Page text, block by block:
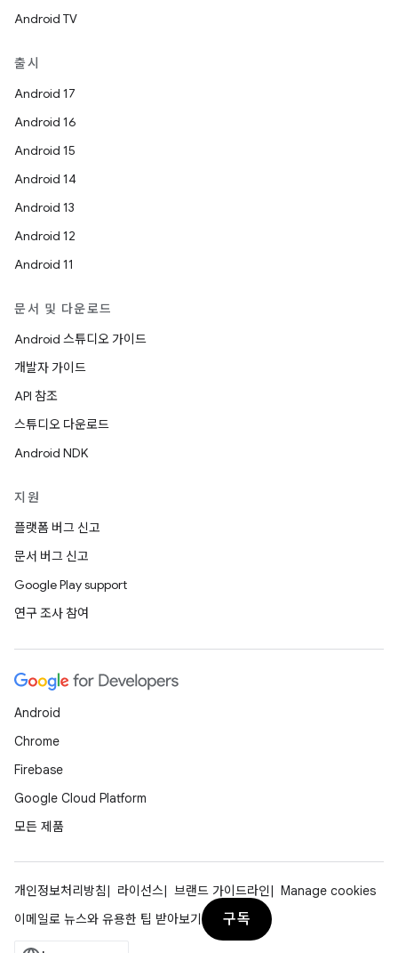
Android TV
출시
Android 17
Android 16
Android 15
Android 14
Android 13
Android 12
Android 11
문서 및 다운로드
Android 스튜디오 가이드
개발자 가이드
API 참조
스튜디오 다운로드
Android NDK
지원
플랫폼 버그 신고
문서 버그 신고
Google Play support
연구 조사 참여
Android
Chrome
Firebase
Google Cloud Platform
모든 제품
개인정보처리방침 라이선스 브랜드 가이드라인
Manage cookies
이메일로 뉴스와 유용한 팁 받아보기
구독